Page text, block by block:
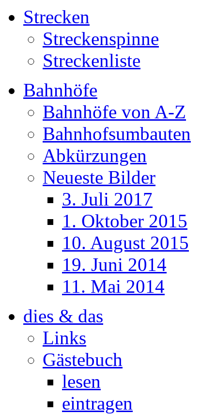
Strecken
Streckenspinne
Streckenliste
Bahnhöfe
Bahnhöfe von A-Z
Bahnhofsumbauten
Abkürzungen
Neueste Bilder
3. Juli 2017
1. Oktober 2015
10. August 2015
19. Juni 2014
11. Mai 2014
dies & das
Links
Gästebuch
lesen
eintragen